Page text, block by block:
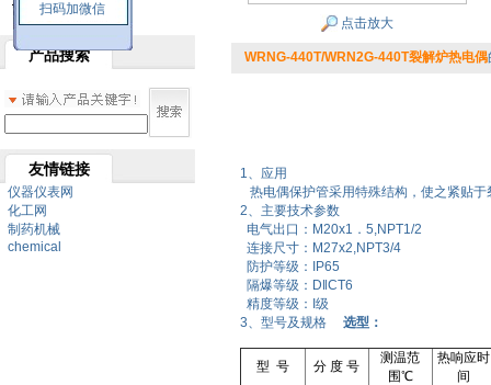
扫码加微信
双金属温度计
产品搜索
友情链接
仪器仪表网
化工网
制药机械
chemical
点击放大
WRNG-440T/WRN2G-440T裂解炉热电偶
1、应用
热电偶保护管采用特殊结构，使之紧贴
2、主要技术参数
电气出口：M20x1．5,NPT1/2
连接尺寸：M27x2,NPT3/4
防护等级：IP65
隔爆等级：D‖CT6
精度等级：I级
3、型号及规格 选型：
型 号 分 度 号
测温范
围℃
热响应时
间